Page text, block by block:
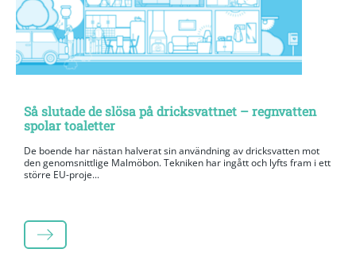
Så slutade de slösa på dricksvattnet – regnvatten
spolar toaletter
De boende har nästan halverat sin användning av dricksvatten mot
den genomsnittlige Malmöbon. Tekniken har ingått och lyfts fram i ett
större EU-proje...
LÄS MER